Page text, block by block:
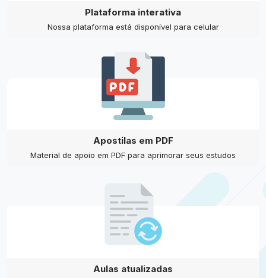
Plataforma interativa
Nossa plataforma está disponível para celular
Apostilas em PDF
Material de apoio em PDF para aprimorar seus estudos
Aulas atualizadas